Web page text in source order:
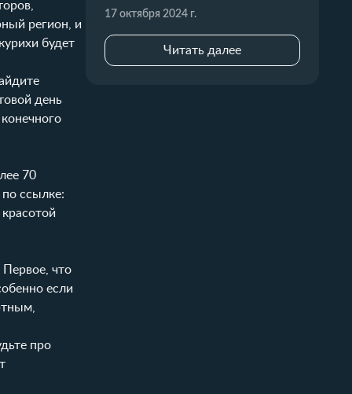
регион, и
будет
день
70
ссылке:
что
если
про
17 октября 2024 г.
Читать далее